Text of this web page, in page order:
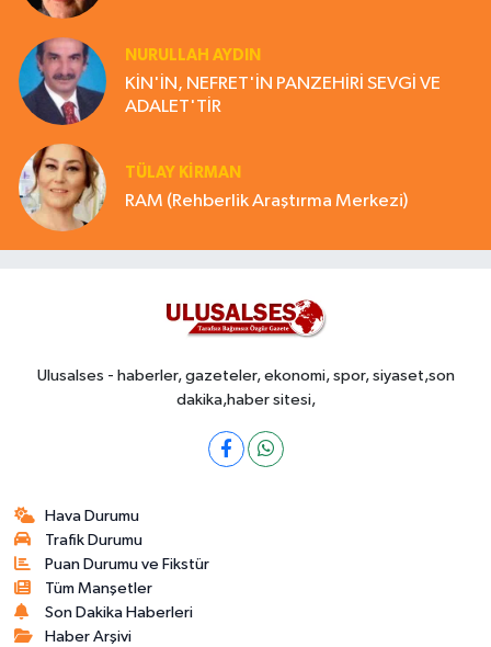
NURULLAH AYDIN
KİN'İN, NEFRET'İN PANZEHİRİ SEVGİ VE
ADALET'TİR
TÜLAY KİRMAN
RAM (Rehberlik Araştırma Merkezi)
Ulusalses - haberler, gazeteler, ekonomi, spor, siyaset,son
dakika,haber sitesi,
Hava Durumu
Trafik Durumu
Puan Durumu ve Fikstür
Tüm Manşetler
Son Dakika Haberleri
Haber Arşivi